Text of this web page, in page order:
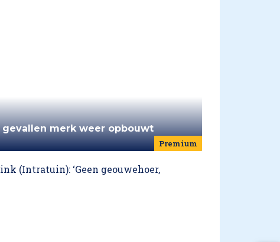
Premium
gevallen merk weer opbouwt